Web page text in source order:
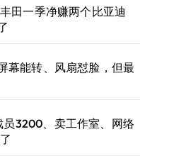
田一季净赚两个比亚迪
幕能转、风扇怼脸，但最
3200、卖工作室、网络